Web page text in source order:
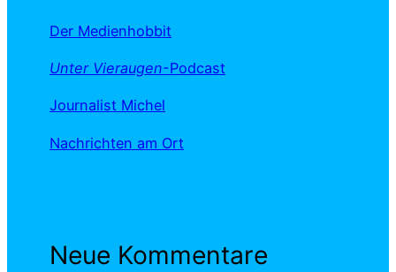
Der Medienhobbit
Unter Vieraugen-Podcast
Journalist Michel
Nachrichten am Ort
Neue Kommentare